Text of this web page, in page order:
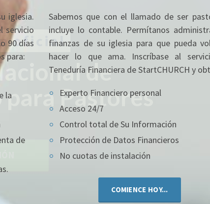
Todo lo que
iglesia.
servicio
90 días
para:
la
de
Sabemos que con el llamado de ser
incluye lo contable. Permítanos
finanzas de su iglesia para que pueda
hacer lo que ama. Inscríbase al
Teneduría Financiera de StartCHURCH y
Experto Financiero personal
Acceso 24/7
Control total de Su Información
Protección de Datos Financieros
No cuotas de instalación
COMIENCE HOY...